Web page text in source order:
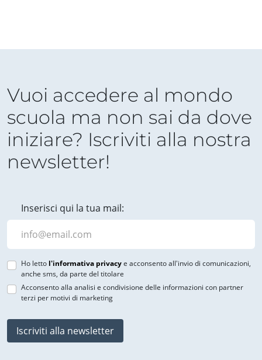
Vuoi accedere al mondo
scuola ma non sai da dove
iniziare? Iscriviti alla nostra
newsletter!
Inserisci qui la tua mail:
Ho letto l'informativa privacye acconsento all'invio di comunicazioni,
anche sms, da parte del titolare
Acconsento alla analisi e condivisione delle informazioni con partner
terzi per motivi di marketing
Iscriviti alla newsletter